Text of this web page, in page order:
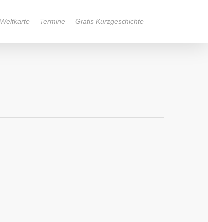
Weltkarte Termine Gratis Kurzgeschichte